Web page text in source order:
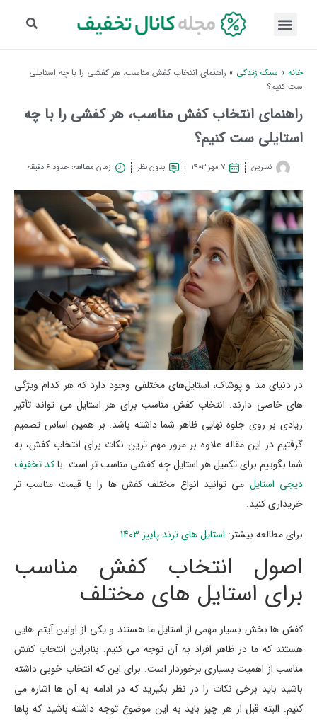
خانه » سبک زندگی » راهنمای انتخاب کفش مناسب، هر کفشی را با چه استایلی
ست کنیم؟
راهنمای انتخاب کفش مناسب، هر کفشی را با چه
استایلی ست کنیم؟
نسرین ۷ مهر ۱۴۰۳ بدون نظر زمان مطالعه: حدود 6 دقیقه
در دنیای مد و پوشاک، استایل‌های مختلفی وجود دارد که هر کدام ویژگی‌
های خاصی دارند. انتخاب کفش مناسب برای هر استایل می‌ تواند تأثیر
زیادی بر روی جلوه‌ نهایی ظاهر شما داشته باشد. بر همین اساس تصمیم
گرفتیم در این مقاله علاوه بر مرور مهم ترین نکات برای انتخاب کفش، به
شما بگوییم برای تکمیل هر استایل چه کفشی مناسب تر است. باکد تخفیف
دیجی استایل می توانید انواع مختلف کفش ها را با قیمت مناسب تر
خریداری کنید.
برای مطالعه بیشتر: استایل های ترند پاییز 1403
اصول انتخاب کفش مناسب
برای استایل های مختلف
کفش ها بخش بسیار مهمی از استایل ما هستند و یکی از اولین آیتم هایی
هستند که ما در ظاهر افراد به آن توجه می کنیم. بنابراین انتخاب کفش
مناسب از اهمیت بسیاری برخوردار است. برای این که انتخاب خوبی داشته
باشید باید برخی نکات را در نظر بگیرید که در ادامه به آن ها اشاره می
کنیم. البته قبل از هر چیز باید به این موضوع توجه داشته باشید که پاها